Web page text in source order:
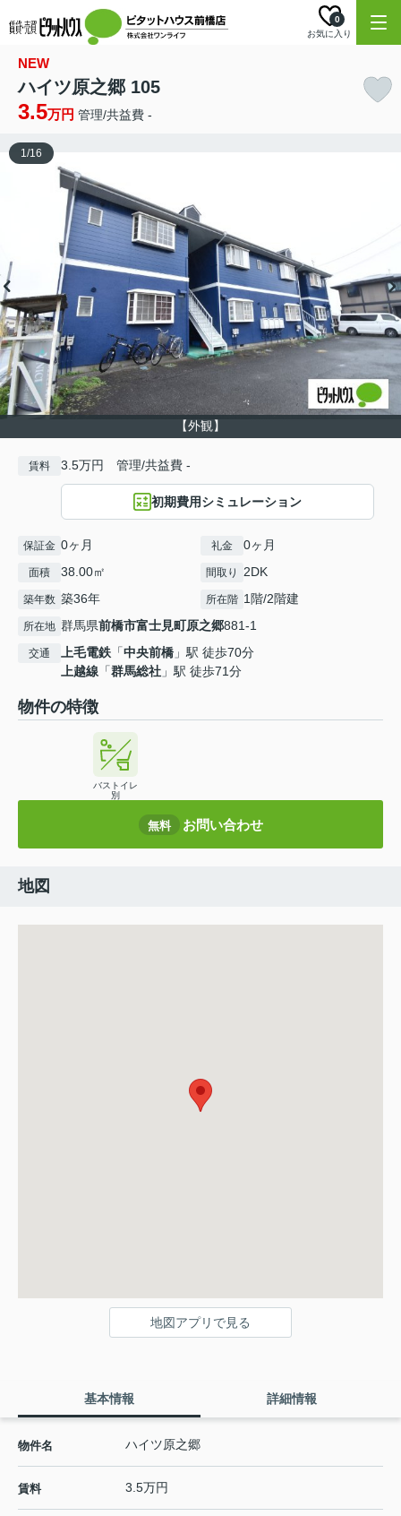
お気に入り
0
NEW
ハイツ原之郷 105
3.5万円 管理/共益費 -
【外観】
1/16
賃料 3.5万円 管理/共益費 -
初期費用シミュレーション
保証金 0ヶ月 礼金 0ヶ月
面積 38.00㎡ 間取り 2DK
築年数 築36年 所在階 1階/2階建
所在地 群馬県前橋市富士見町原之郷881-1
交通 上毛電鉄 「中央前橋 」駅 徒歩70分
上越線 「群馬総社 」駅 徒歩71分
物件の特徴
バストイレ
別
無料 お問い合わせ
地図
地図アプリで見る
基本情報 詳細情報
物件名 ハイツ原之郷
賃料 3.5万円